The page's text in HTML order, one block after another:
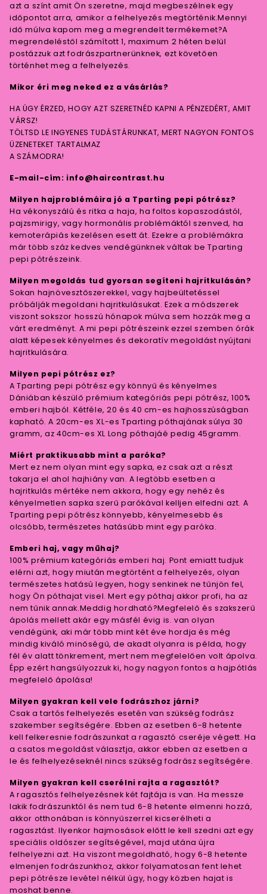
azt a színt amit Ön szeretne, majd megbeszélnek egy
időpontot arra, amikor a felhelyezés megtörténik.Mennyi
idő múlva kapom meg a megrendelt termékemet?A
megrendeléstől számított 1, maximum 2 héten belül
postázzuk azt fodrászpartnerünknek, ezt követően
történhet meg a felhelyezés.
Mikor éri meg neked ez a vásárlás?
HA ÚGY ÉRZED, HOGY AZT SZERETNÉD KAPNI A PÉNZEDÉRT, AMIT
VÁRSZ!
TÖLTSD LE INGYENES TUDÁSTÁRUNKAT, MERT NAGYON FONTOS
ÜZENETEKET TARTALMAZ
A SZÁMODRA!
E-mail-cím: info@haircontrast.hu
Milyen hajproblémáira jó a Tparting pepi pótrész?
Ha vékonyszálú és ritka a haja, ha foltos kopaszodástól,
pajzsmirigy, vagy hormonális problémáktól szenved, ha
kemoterápiás kezelésen esett át. Ezekre a problémákra
már több száz kedves vendégünknek váltak be Tparting
pepi pótrészeink.
Milyen megoldás tud gyorsan segíteni hajritkulásán?
Sokan hajnövesztőszerekkel, vagy hajbeültetéssel
próbálják megoldani hajritkulásukat. Ezek a módszerek
viszont sokszor hosszú hónapok múlva sem hozzák meg a
várt eredményt. A mi pepi pótrészeink ezzel szemben órák
alatt képesek kényelmes és dekoratív megoldást nyújtani
hajritkulására.
Milyen pepi pótrész ez?
A Tparting pepi pótrész egy könnyű és kényelmes
Dániában készülő prémium kategóriás pepi pótrész, 100%
emberi hajból. Kétféle, 20 és 40 cm-es hajhosszúságban
kapható. A 20cm-es XL-es Tparting póthajának súlya 30
gramm, az 40cm-es XL Long póthajáé pedig 45gramm.
Miért praktikusabb mint a paróka?
Mert ez nem olyan mint egy sapka, ez csak azt a részt
takarja el ahol hajhiány van. A legtöbb esetben a
hajritkulás mértéke nem akkora, hogy egy nehéz és
kényelmetlen sapka szerű parókával kelljen elfedni azt. A
Tparting pepi pótrész könnyebb, kényelmesebb és
olcsóbb, természetes hatásúbb mint egy paróka.
Emberi haj, vagy műhaj?
100% prémium kategóriás emberi haj. Pont emiatt tudjuk
elérni azt, hogy miután megtörtént a felhelyezés, olyan
természetes hatású legyen, hogy senkinek ne tűnjön fel,
hogy Ön póthajat visel. Mert egy póthaj akkor profi, ha az
nem tűnik annak.Meddig hordható?Megfelelő és szakszerű
ápolás mellett akár egy másfél évig is. van olyan
vendégünk, aki már több mint két éve hordja és még
mindig kiváló minőségű, de akadt olyanra is példa, hogy
fél év alatt tönkrement, mert nem megfelelően volt ápolva.
Épp ezért hangsúlyozzuk ki, hogy nagyon fontos a hajpótlás
megfelelő ápolása!
Milyen gyakran kell vele fodrászhoz járni?
Csak a tartós felhelyezés esetén van szükség fodrász
szakember segítségére. Ebben az esetben 6-8 hetente
kell felkeresnie fodrászunkat a ragasztó cseréje végett. Ha
a csatos megoldást választja, akkor ebben az esetben a
le és felhelyezéseknél nincs szükség fodrász segítségére.
Milyen gyakran kell cserélni rajta a ragasztót?
A ragasztós felhelyezésnek két fajtája is van. Ha messze
lakik fodrászunktól és nem tud 6-8 hetente elmenni hozzá,
akkor otthonában is könnyűszerrel kicserélheti a
ragasztást. Ilyenkor hajmosások előtt le kell szedni azt egy
speciális oldószer segítségével, majd utána újra
felhelyezni azt. Ha viszont megoldható, hogy 6-8 hetente
elmenjen fodrászunkhoz, akkor folyamatosan fent lehet
pepi pótrésze levétel nélkül úgy, hogy közben hajat is
moshat benne.